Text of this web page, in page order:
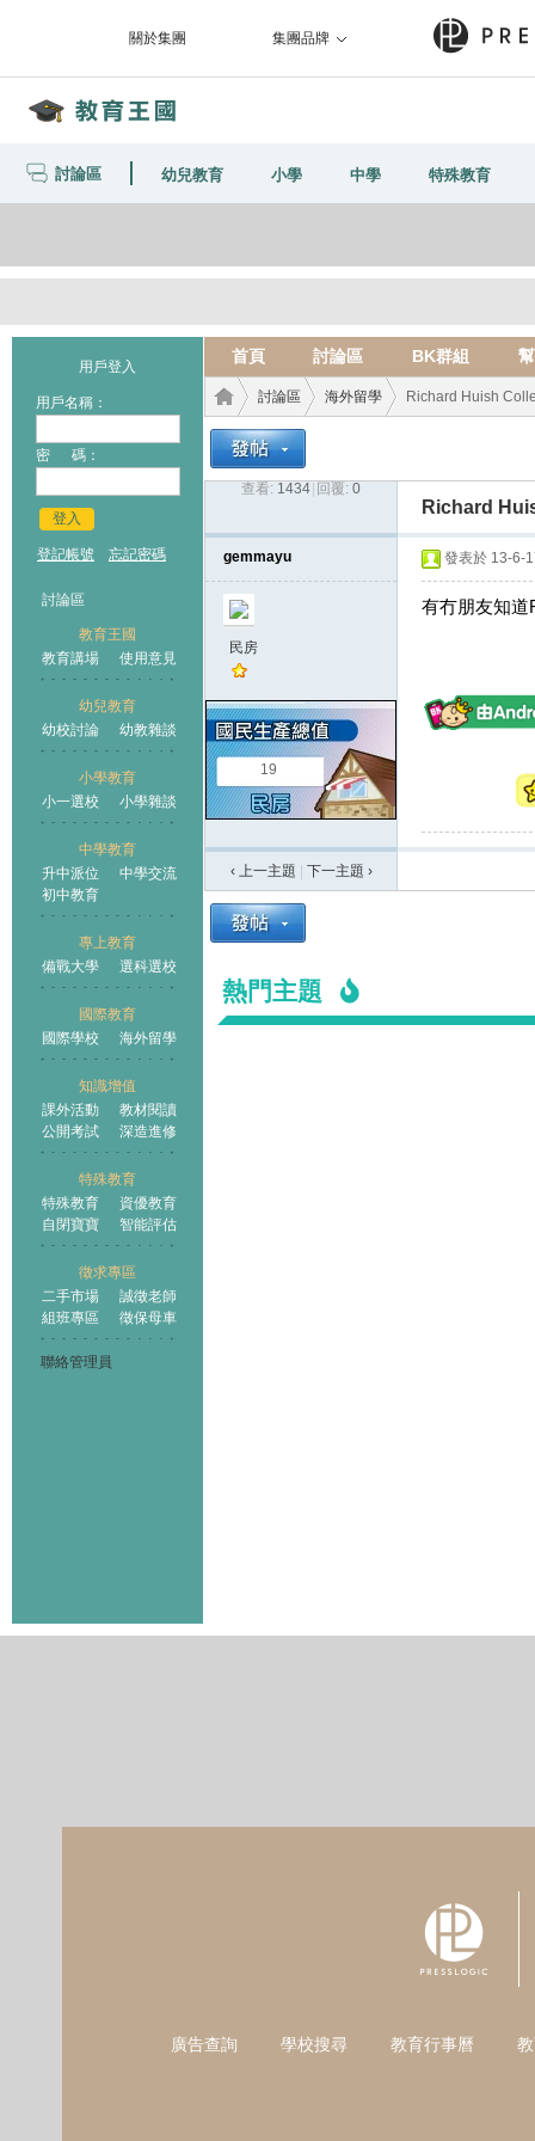
關於集團 集團品牌
討論區 幼兒教育 小學 中學 特殊教育
用戶登入
用戶名稱：
密 碼：
登入
登記帳號 忘記密碼
討論區
教育王國
教育講場
使用意見
幼兒教育
幼校討論
幼教雜談
小學教育
小一選校
小學雜談
中學教育
升中派位
中學交流
初中教育
專上教育
備戰大學
選科選校
國際教育
國際學校
海外留學
知識增值
課外活動
教材閱讀
公開考試
深造進修
特殊教育
特殊教育
資優教育
自閉寶寶
智能評估
徵求專區
二手市場
誠徵老師
組班專區
徵保母車
聯絡管理員
首頁 討論區 BK群組
王國
討論區 海外留學 Richard Huish
查看: 1434 回覆: 0
Richard
gemmayu
民房
19
發表於 13-6-
有冇朋友知道
‹ 上一主題 下一主題 ›
熱門主題
廣告查詢 學校搜尋 教育行事曆